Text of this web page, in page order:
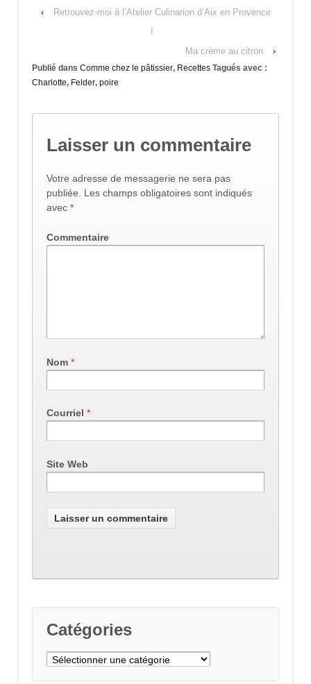
‹
Retrouvez-moi à l’Atelier Culinarion d’Aix en Provence
!
Ma crème au citron
›
Publié dans Comme chez le pâtissier, Recettes Tagués avec :
Charlotte, Felder, poire
Laisser un commentaire
Votre adresse de messagerie ne sera pas
publiée.
Les champs obligatoires sont indiqués
avec *
Commentaire
Nom *
Courriel *
Site Web
Catégories
Catégories